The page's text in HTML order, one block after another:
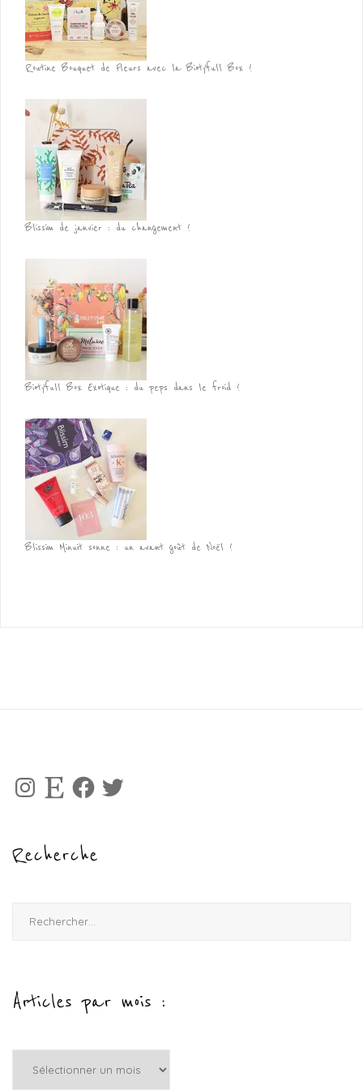
Routine Bouquet de Fleurs avec la Biotyfull Box !
Blissim de janvier : du changement !
Biotyfull Box Exotique : du peps dans le froid !
Blissim Minuit sonne : un avant goût de Noël !
Instagram
Etsy Facebook
Twitter
Recherche
Articles par mois :
mois